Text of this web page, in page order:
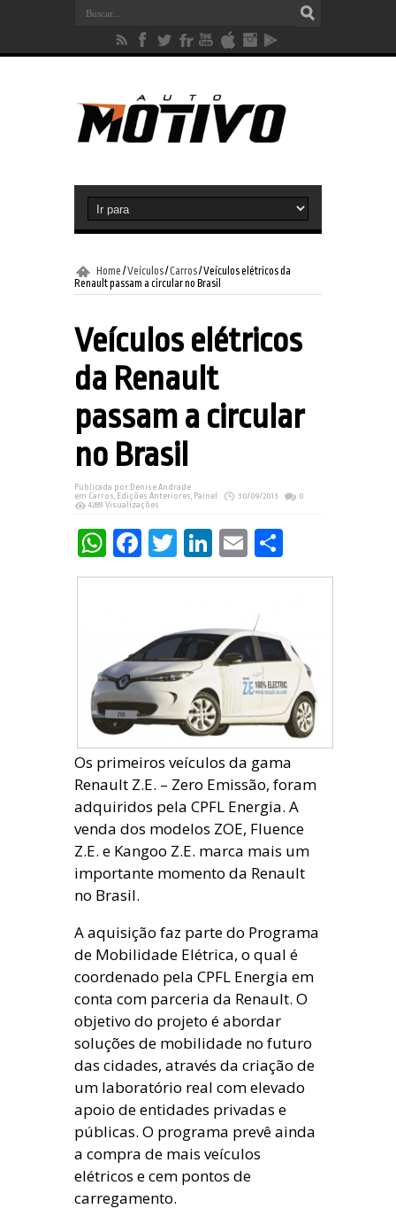
Home /Veículos/Carros/Veículos elétricos da
Renault passam a circular no Brasil
Veículos elétricos
da Renault
passam a circular
no Brasil
Publicada por: Denise Andrade
em Carros, Edições Anteriores, Painel 30/09/2013
0
4289 Visualizações
WhatsApp
Facebook
Twitter
LinkedIn
Email
Os primeiros veículos da gama
Renault Z.E. – Zero Emissão, foram
adquiridos pela CPFL Energia. A
venda dos modelos ZOE, Fluence
Z.E. e Kangoo Z.E. marca mais um
importante momento da Renault
no Brasil.
A aquisição faz parte do Programa
de Mobilidade Elétrica, o qual é
coordenado pela CPFL Energia em
conta com parceria da Renault. O
objetivo do projeto é abordar
soluções de mobilidade no futuro
das cidades, através da criação de
um laboratório real com elevado
apoio de entidades privadas e
públicas. O programa prevê ainda
a compra de mais veículos
elétricos e cem pontos de
carregamento.